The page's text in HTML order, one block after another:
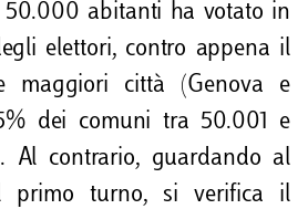
50.000 abitanti ha votato in
elettori, contro appena il
maggiori città (Genova e
dei comuni tra 50.001 e
Al contrario, guardando al
primo turno, si verifica il